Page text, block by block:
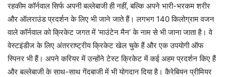
रहकीम कॉर्नवाल सिर्फ अपनी बल्लेबाजी ही नहीं, बल्कि अपने भारी-भरकम शरीर
और ऑलराउंड प्रदर्शन के लिए भी जाने जाते हैं। लगभग 140 किलोग्राम वजन
वाले कॉर्नवाल को क्रिकेट जगत में ‘माउंटेन मैन’ के नाम से भी जाना जाता है। वे
वेस्टइंडीज के लिए अंतरराष्ट्रीय क्रिकेट खेल चुके हैं और एक उपयोगी ऑफ
स्पिनर भी हैं। अपने करियर में उन्होंने टेस्ट क्रिकेट में कई अहम प्रदर्शन किए हैं
और बल्लेबाजी के साथ-साथ गेंदबाजी में भी योगदान दिया है। कैरेबियन प्रीमियर